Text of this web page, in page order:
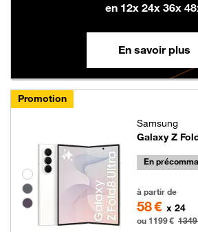
en 12x 24x 36x
En savoir plus
Promotion
Groupe de couleurs disponibles non
Samsung
Galaxy Z
En
à partir de
58 € x 24
ou 1199 €